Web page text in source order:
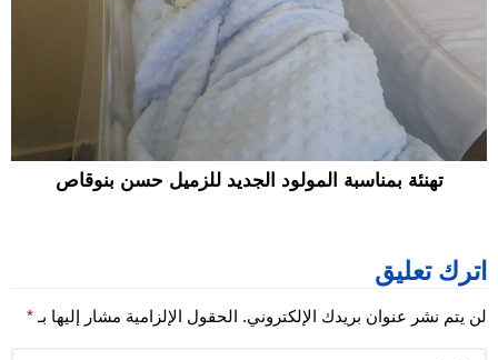
تهنئة بمناسبة المولود الجديد للزميل حسن بنوقاص
اترك تعليق
لن يتم نشر عنوان بريدك الإلكتروني. الحقول الإلزامية مشار إليها بـ *